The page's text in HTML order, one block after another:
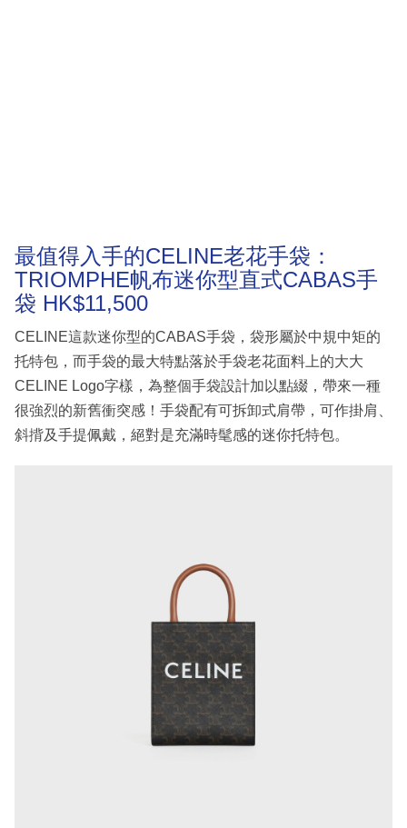
最值得入手的CELINE老花手袋：
TRIOMPHE帆布迷你型直式CABAS手
袋 HK$11,500
CELINE這款迷你型的CABAS手袋，袋形屬於中規中矩的
托特包，而手袋的最大特點落於手袋老花面料上的大大
CELINE Logo字樣，為整個手袋設計加以點綴，帶來一種
很強烈的新舊衝突感！手袋配有可拆卸式肩帶，可作掛肩、
斜揹及手提佩戴，絕對是充滿時髦感的迷你托特包。